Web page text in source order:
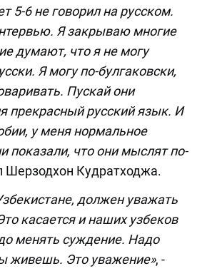
5-6 не говорил на русском.
Я закрываю многие
думают, что я не могу
Я могу по-булгаковски,
Пускай они
прекрасный русский язык. И
у меня нормальное
показали, что они мыслят по-
Шерзодхон Кудратходжа.
должен уважать
касается и наших узбеков
менять суждение. Надо
живешь. Это уважение», -